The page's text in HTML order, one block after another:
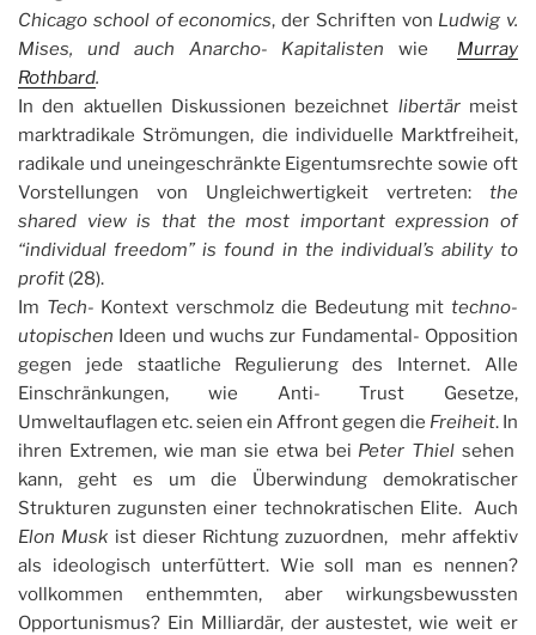
Chicago school of economics, der Schriften von Ludwig v.
Mises, und auch
Anarcho- Kapitalistenwie Murray
Rothbard.
In den aktuellen Diskussionen bezeichnet libertärmeist
marktradikale Strömungen, die individuelle Marktfreiheit,
radikale und uneingeschränkte Eigentumsrechte sowie oft
Vorstellungen von Ungleichwertigkeit vertreten: the
shared view is that the most important expression of
“individual freedom” is found in the individual’s ability to
profit (28).
Im Tech- Kontext verschmolz die Bedeutung mittechno-
utopischen Ideen und wuchs zur Fundamental- Opposition
gegen jede staatliche Regulierung des Internet. Alle
Einschränkungen, wie Anti- Trust Gesetze,
Umweltauflagen etc. seien ein Affront gegen die Freiheit. In
ihren Extremen, wie man sie etwa bei Peter Thiel sehen
kann, geht es um die Überwindung demokratischer
Strukturen zugunsten einer technokratischen Elite. Auch
Elon Musk ist dieser Richtung zuzuordnen, mehr affektiv
als ideologisch unterfüttert. Wie soll man es nennen?
vollkommen enthemmten, aber wirkungsbewussten
Opportunismus? Ein Milliardär, der austestet, wie weit er